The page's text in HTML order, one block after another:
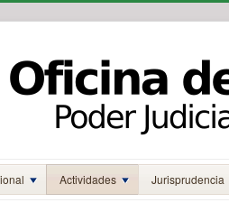
Actividades Jurisprudencia